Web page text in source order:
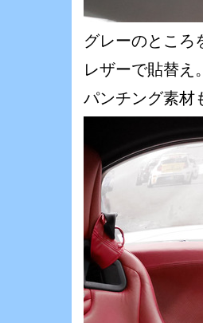
グレーのところ
レザーで貼替え
パンチング素材